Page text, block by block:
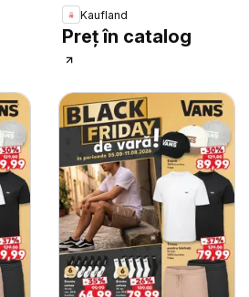
Kaufland
Preț în catalog